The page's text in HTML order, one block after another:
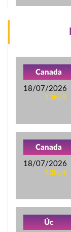
Canada
18/07/2026
13h59
Canada
18/07/2026
13h59
Úc